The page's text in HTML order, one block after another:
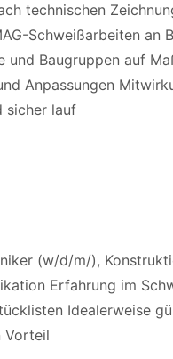
technischen
Schweißarbeiten an
Baugruppen auf
Anpassungen
sicher lauf
(w/d/m/),
Erfahrung im
Idealerweise
Vorteil